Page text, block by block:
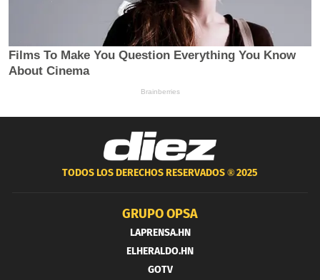
TODOS LOS DERECHOS RESERVADOS ®2025
GRUPO OPSA
LAPRENSA.HN
ELHERALDO.HN
GOTV